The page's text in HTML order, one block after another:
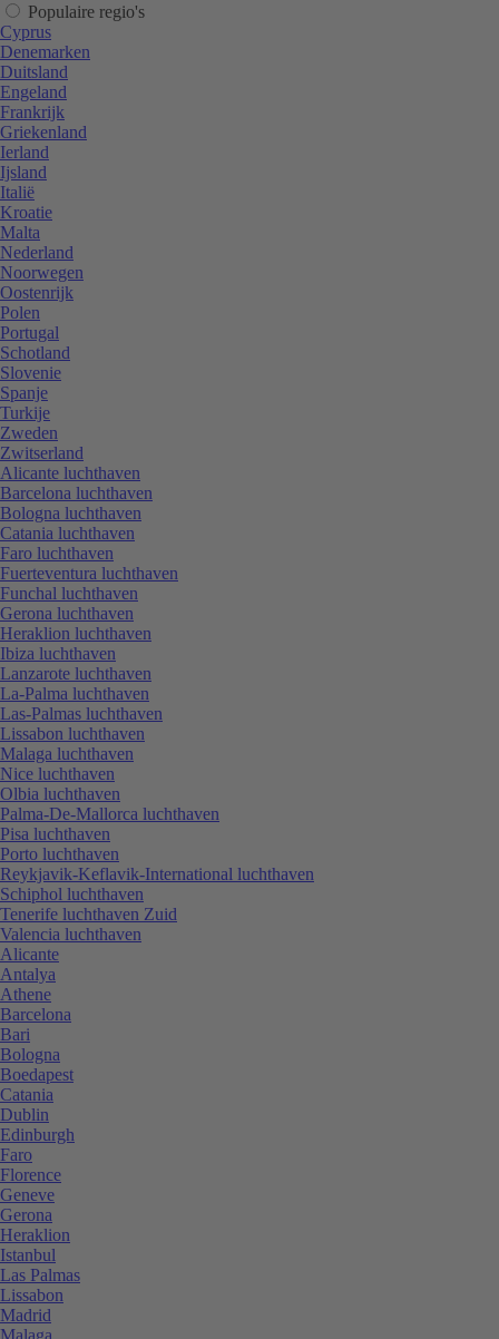
Populaire regio's
Cyprus
Denemarken
Duitsland
Engeland
Frankrijk
Griekenland
Ierland
Ijsland
Italië
Kroatie
Malta
Nederland
Noorwegen
Oostenrijk
Polen
Portugal
Schotland
Slovenie
Spanje
Turkije
Zweden
Zwitserland
Alicante luchthaven
Barcelona luchthaven
Bologna luchthaven
Catania luchthaven
Faro luchthaven
Fuerteventura luchthaven
Funchal luchthaven
Gerona luchthaven
Heraklion luchthaven
Ibiza luchthaven
Lanzarote luchthaven
La-Palma luchthaven
Las-Palmas luchthaven
Lissabon luchthaven
Malaga luchthaven
Nice luchthaven
Olbia luchthaven
Palma-De-Mallorca luchthaven
Pisa luchthaven
Porto luchthaven
Reykjavik-Keflavik-International luchthaven
Schiphol luchthaven
Tenerife luchthaven Zuid
Valencia luchthaven
Alicante
Antalya
Athene
Barcelona
Bari
Bologna
Boedapest
Catania
Dublin
Edinburgh
Faro
Florence
Geneve
Gerona
Heraklion
Istanbul
Las Palmas
Lissabon
Madrid
Malaga